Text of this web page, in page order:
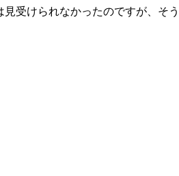
受けられなかったのですが、そ